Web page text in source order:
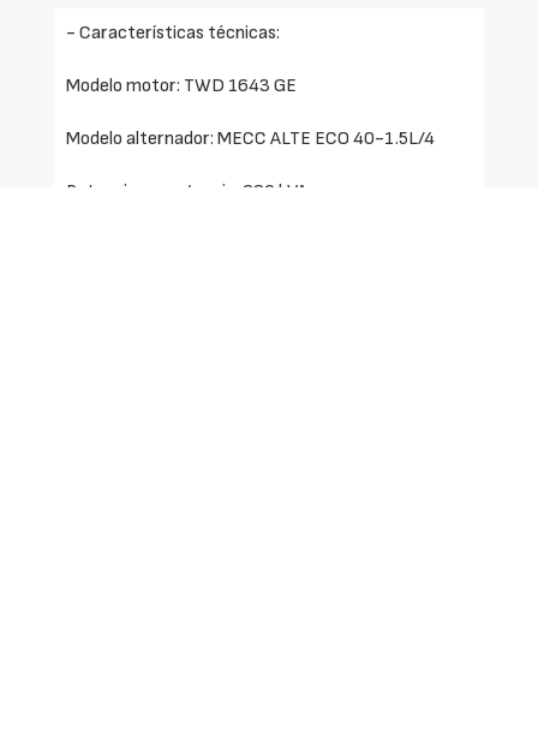
- Características técnicas:
Modelo motor: TWD 1643 GE
Modelo alternador: MECC ALTE ECO 40-1.5L/4
Potencia emergencia: 680 kVA